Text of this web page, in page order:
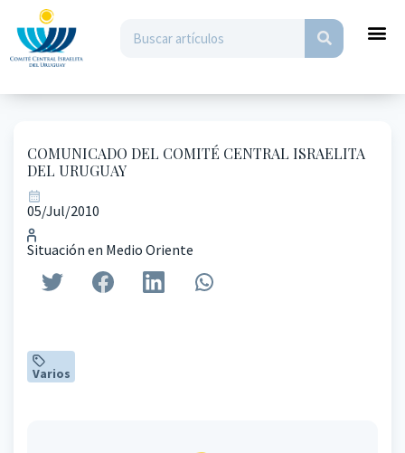
COMUNICADO DEL COMITÉ CENTRAL ISRAELITA
DEL URUGUAY
05/Jul/2010
Situación en Medio Oriente
Varios